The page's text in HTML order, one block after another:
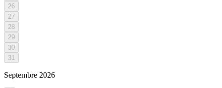
26
27
28
29
30
31
Septembre 2026